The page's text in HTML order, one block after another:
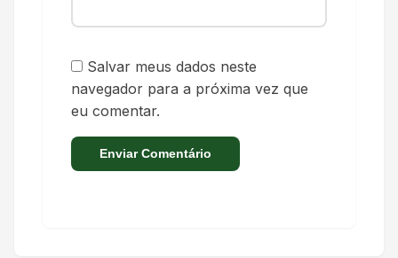
Salvar meus dados neste
navegador para a próxima vez que
eu comentar.